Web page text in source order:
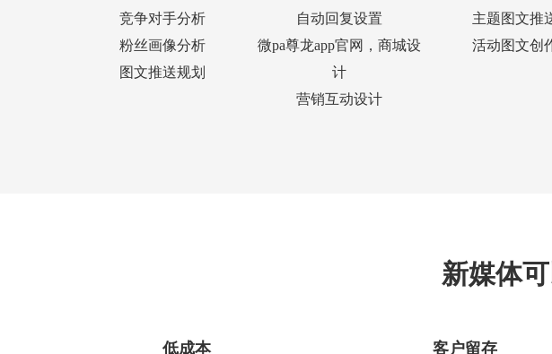
竞争对手分析
粉丝画像分析
图文推送规划
自动回复设置
微pa尊龙app官网，商城设
计
营销互动设计
主题图文推
活动图文创
新媒体
低成本 客户留存